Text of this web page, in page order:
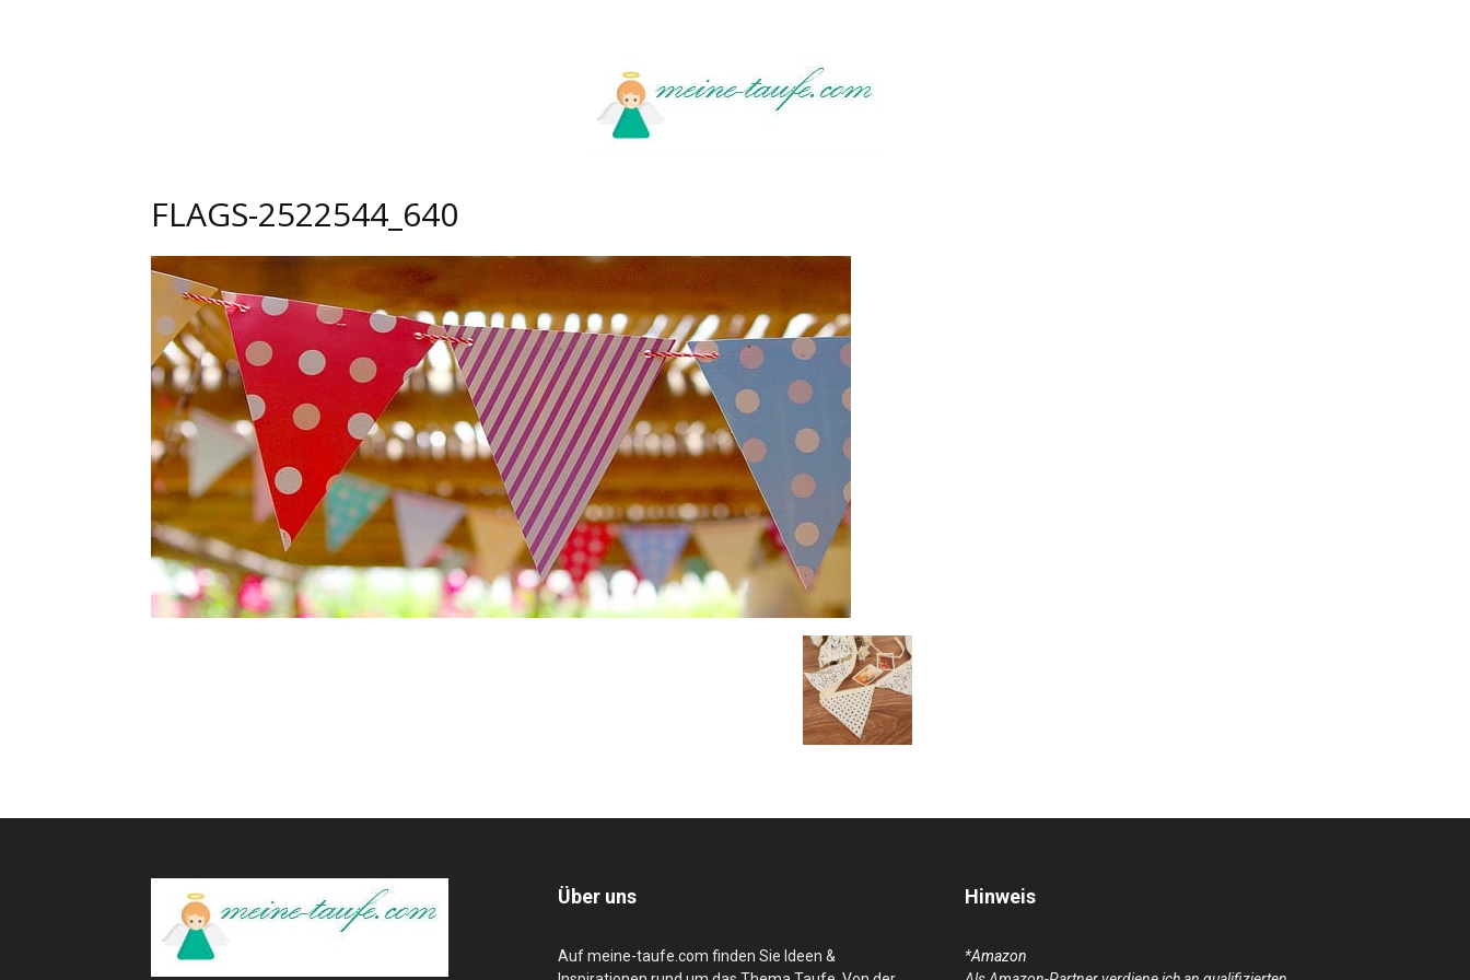
Taufe
FLAGS-2522544_640
Über uns
Auf meine-taufe.com finden Sie Ideen &
Hinweis
*Amazon